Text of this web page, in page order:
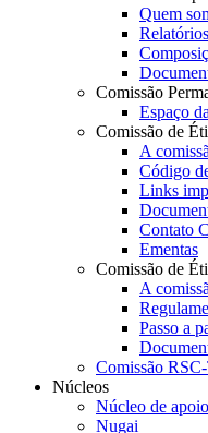
Quem
Comissão
Espaço
Comissão de
A
Código
Links
Contato
Ementas
Comissão de
A
Passo a
Comissão
Núcleos
Núcleo de
Nugai